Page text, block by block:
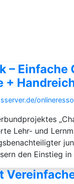
–
+
Lehr- und
den Einstieg